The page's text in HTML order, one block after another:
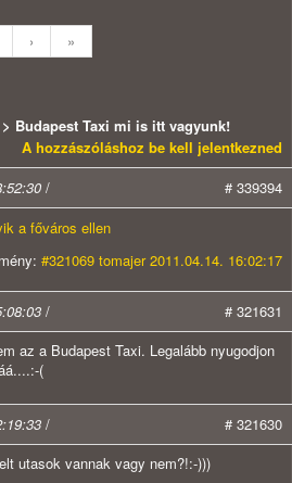
› »
> Budapest Taxi mi is itt vagyunk!
A hozzászóláshoz be kell jelentkezned
/
# 339394
a főváros ellen
#321069 tomajer 2011.04.14. 16:02:17
/
# 321631
az a Budapest Taxi. Legalább nyugodjon
(
/
# 321630
utasok vannak vagy nem?!:-)))